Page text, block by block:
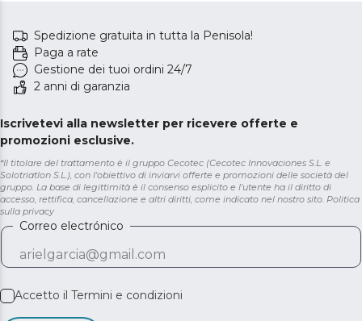
Spedizione gratuita in tutta la Penisola!
Paga a rate
Gestione dei tuoi ordini 24/7
2 anni di garanzia
Iscrivetevi alla newsletter per ricevere offerte e
promozioni esclusive.
*Il titolare del trattamento è il gruppo Cecotec (Cecotec Innovaciones S.L. e
Solotriatlon S.L.), con l'obiettivo di inviarvi offerte e promozioni delle società del
gruppo. La base di legittimità è il consenso esplicito e l'utente ha il diritto di
accesso, rettifica, cancellazione e altri diritti, come indicato nel nostro sito. Politica
sulla privacy
Correo electrónico
Accetto il Termini e condizioni